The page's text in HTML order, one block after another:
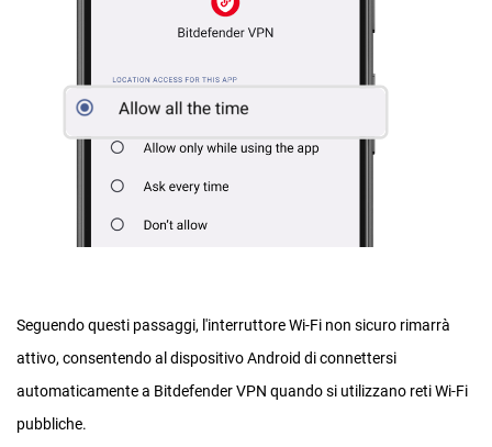
Seguendo questi passaggi, l'interruttore Wi-Fi non sicuro rimarrà
attivo, consentendo al dispositivo Android di connettersi
automaticamente a Bitdefender VPN quando si utilizzano reti Wi-Fi
pubbliche.